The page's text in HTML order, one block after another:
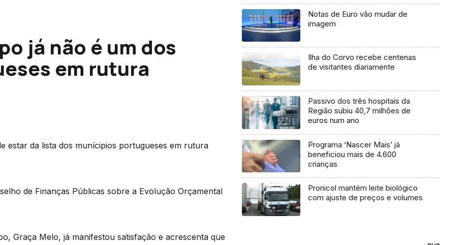
já não é um dos
em rutura
estar da lista dos munícipios portugueses em rutura
de Finanças Públicas sobre a Evolução Orçamental
Graça Melo, já manifestou satisfação e acrescenta que
Notas de Euro vão mudar de
imagem
Ilha do Corvo recebe centenas
de visitantes diariamente
Passivo dos três hospitais da
Região subiu 40,7 milhões de
euros num ano
Programa ‘Nascer Mais’ já
beneficiou mais de 4.600
crianças
Pronicol mantém leite biológico
com ajuste de preços e volumes